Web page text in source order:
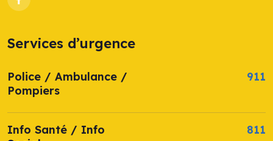
Services d’urgence
Police / Ambulance /
Pompiers
911
Info Santé / Info
811